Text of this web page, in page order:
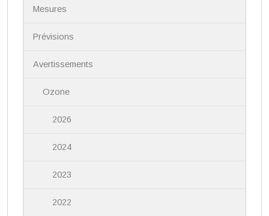
Mesures
Prévisions
Avertissements
Ozone
2026
2024
2023
2022